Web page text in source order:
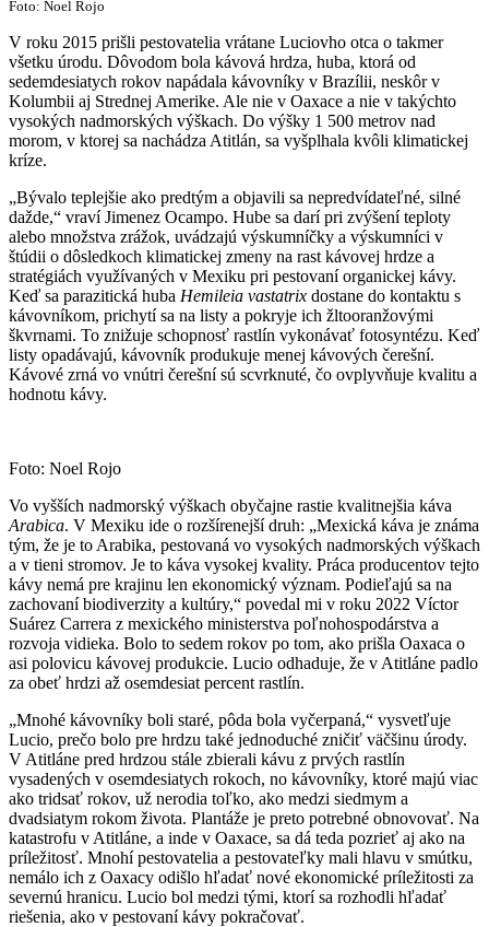
Foto: Noel Rojo
V roku 2015 prišli pestovatelia vrátane Luciovho otca o takmer
všetku úrodu. Dôvodom bola kávová hrdza, huba, ktorá od
sedemdesiatych rokov napádala kávovníky v Brazílii, neskôr v
Kolumbii aj Strednej Amerike. Ale nie v Oaxace a nie v takýchto
vysokých nadmorských výškach. Do výšky 1 500 metrov nad
morom, v ktorej sa nachádza Atitlán, sa vyšplhala kvôli klimatickej
kríze.
„Bývalo teplejšie ako predtým a objavili sa nepredvídateľné, silné
dažde,“ vraví Jimenez Ocampo. Hube sa darí pri zvýšení teploty
alebo množstva zrážok, uvádzajú výskumníčky a výskumníci v
štúdii o dôsledkoch klimatickej zmeny na rast kávovej hrdze a
stratégiách využívaných v Mexiku pri pestovaní organickej kávy.
Keď sa parazitická huba Hemileia vastatrix dostane do kontaktu s
kávovníkom, prichytí sa na listy a pokryje ich žltooranžovými
škvrnami. To znižuje schopnosť rastlín vykonávať fotosyntézu. Keď
listy opadávajú, kávovník produkuje menej kávových čerešní.
Kávové zrná vo vnútri čerešní sú scvrknuté, čo ovplyvňuje kvalitu a
hodnotu kávy.
Foto: Noel Rojo
Vo vyšších nadmorský výškach obyčajne rastie kvalitnejšia káva
Arabica. V Mexiku ide o rozšírenejší druh: „Mexická káva je známa
tým, že je to Arabika, pestovaná vo vysokých nadmorských výškach
a v tieni stromov. Je to káva vysokej kvality. Práca producentov tejto
kávy nemá pre krajinu len ekonomický význam. Podieľajú sa na
zachovaní biodiverzity a kultúry,“ povedal mi v roku 2022 Víctor
Suárez Carrera z mexického ministerstva poľnohospodárstva a
rozvoja vidieka. Bolo to sedem rokov po tom, ako prišla Oaxaca o
asi polovicu kávovej produkcie. Lucio odhaduje, že v Atitláne padlo
za obeť hrdzi až osemdesiat percent rastlín.
„Mnohé kávovníky boli staré, pôda bola vyčerpaná,“ vysvetľuje
Lucio, prečo bolo pre hrdzu také jednoduché zničiť väčšinu úrody.
V Atitláne pred hrdzou stále zbierali kávu z prvých rastlín
vysadených v osemdesiatych rokoch, no kávovníky, ktoré majú viac
ako tridsať rokov, už nerodia toľko, ako medzi siedmym a
dvadsiatym rokom života. Plantáže je preto potrebné obnovovať. Na
katastrofu v Atitláne, a inde v Oaxace, sa dá teda pozrieť aj ako na
príležitosť. Mnohí pestovatelia a pestovateľky mali hlavu v smútku,
nemálo ich z Oaxacy odišlo hľadať nové ekonomické príležitosti za
severnú hranicu. Lucio bol medzi tými, ktorí sa rozhodli hľadať
riešenia, ako v pestovaní kávy pokračovať.